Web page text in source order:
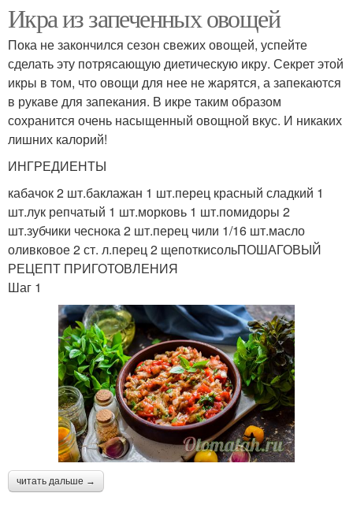
Икра из запеченных овощей
Пока не закончился сезон свежих овощей, успейте
сделать эту потрясающую диетическую икру. Секрет этой
икры в том, что овощи для нее не жарятся, а запекаются
в рукаве для запекания. В икре таким образом
сохранится очень насыщенный овощной вкус. И никаких
лишних калорий!
ИНГРЕДИЕНТЫ
кабачок 2 шт.баклажан 1 шт.перец красный сладкий 1
шт.лук репчатый 1 шт.морковь 1 шт.помидоры 2
шт.зубчики чеснока 2 шт.перец чили 1/16 шт.масло
оливковое 2 ст. л.перец 2 щепоткисольПОШАГОВЫЙ
РЕЦЕПТ ПРИГОТОВЛЕНИЯ
Шаг 1
читать дальше →